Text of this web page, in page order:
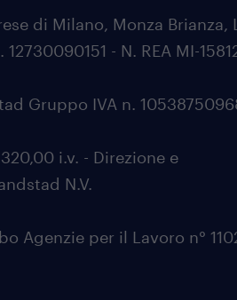
di Milano, Monza Brianza,
- N. REA MI-
Gruppo IVA n.
i.v. - Direzione e
N.V.
Agenzie per il Lavoro n°